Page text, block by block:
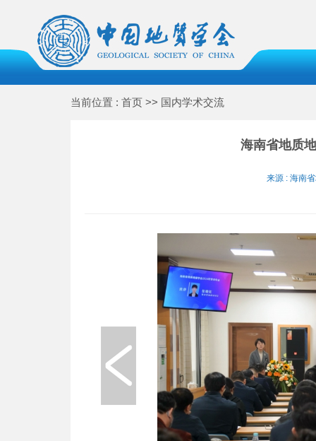
当前位置 : 首页 >> 国内学术交流
海南省地质
来源 : 海南